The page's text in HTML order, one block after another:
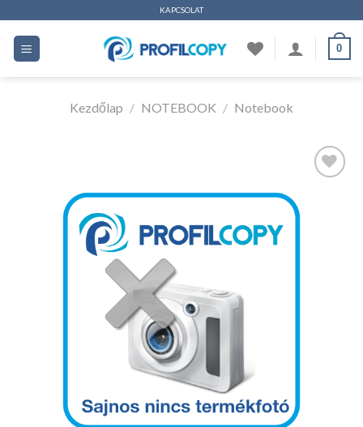
tartalomhoz
KAPCSOLAT
0
Kezdőlap / NOTEBOOK / Notebook
Kedvencekhez